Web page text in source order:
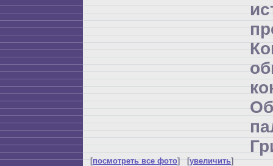
[посмотреть все фото] [увеличить]